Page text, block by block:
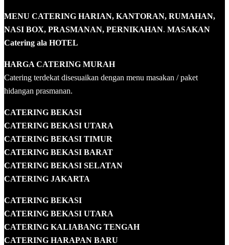
MENU CATERING HARIAN, KANTORAN, RUMAHAN,
NASI BOX, PRASMANAN, PERNIKAHAN. MASAKAN
Catering ala HOTEL
HARGA CATERING MURAH
Catering terdekat disesuaikan dengan menu masakan / paket
hidangan prasmanan.
CATERING BEKASI
CATERING BEKASI UTARA
CATERING BEKASI TIMUR
CATERING BEKASI BARAT
CATERING BEKASI SELATAN
CATERING JAKARTA
CATERING BEKASI
CATERING BEKASI UTARA
CATERING KALIABANG TENGAH
CATERING HARAPAN BARU